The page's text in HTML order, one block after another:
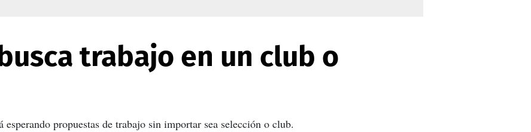
trabajo en un club o
propuestas de trabajo sin importar sea selección o club.